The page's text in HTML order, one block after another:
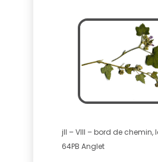
jll – VIII – bord de chemin,
64PB Anglet